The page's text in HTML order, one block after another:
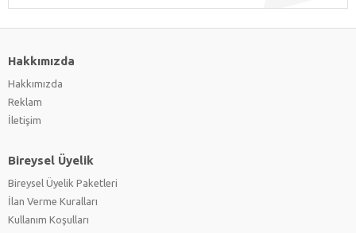
Hakkımızda
Hakkımızda
Reklam
İletişim
Bireysel Üyelik
Bireysel Üyelik Paketleri
İlan Verme Kuralları
Kullanım Koşulları